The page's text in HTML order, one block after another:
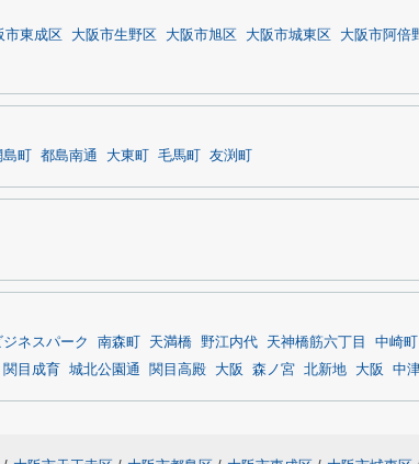
市東成区 大阪市生野区 大阪市旭区 大阪市城東区 大阪市阿倍
町 都島南通 大東町 毛馬町 友渕町
ジネスパーク 南森町 天満橋 野江内代 天神橋筋六丁目 中崎町
関目成育 城北公園通 関目高殿 大阪 森ノ宮 北新地 大阪 中